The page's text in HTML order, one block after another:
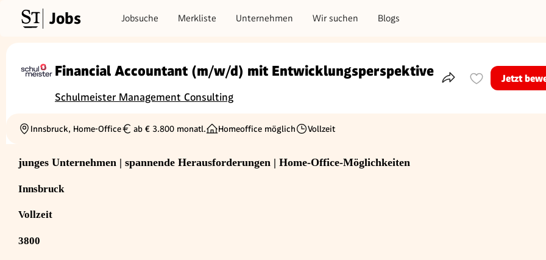
Jobs Jobsuche Merkliste Unternehmen Wir suchen Blogs
Financial Accountant (m/w/d) mit Entwicklungsperspektive
Schulmeister Management Consulting
Teile dieses Inserat
Jetzt
Ortschaft
Innsbruck, Home-Office
Gehalt
ab € 3.800 monatl. Homeoffice möglich
Beschäftigungsart
Vollzeit
junges Unternehmen | spannende Herausforderungen | Home-Office-Möglichkeiten
Innsbruck
Vollzeit
3800